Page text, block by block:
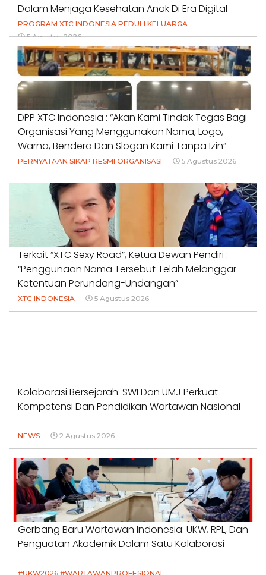
Dalam Menjaga Kesehatan Anak Di Era Digital
PROGRAM XTC INDONESIA PEDULI KELUARGA
5 Agustus 2026
DPP XTC Indonesia : “Akan Kami Tindak Tegas Bagi
Organisasi Yang Menggunakan Nama, Logo,
Warna, Bendera Dan Slogan Kami Tanpa Izin”
PERNYATAAN SIKAP RESMI ORGANISASI 5 Agustus 2026
Terkait “XTC Sexy Road”, Ketua Dewan Pendiri :
“Penggunaan Nama Tersebut Telah Melanggar
Ketentuan Perundang-Undangan”
XTC INDONESIA 5 Agustus 2026
Kolaborasi Bersejarah: SWI Dan UMJ Perkuat
Kompetensi Dan Pendidikan Wartawan Nasional
NEWS 2 Agustus 2026
Gerbang Baru Wartawan Indonesia: UKW, RPL, Dan
Penguatan Akademik Dalam Satu Kolaborasi
#UKW2026 #WARTAWANPROFESIONAL